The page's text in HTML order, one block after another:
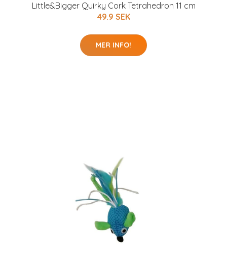
Little&Bigger Quirky Cork Tetrahedron 11 cm
49.9 SEK
MER INFO!